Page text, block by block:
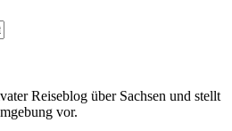
Reiseblog über Sachsen und stellt
vor.